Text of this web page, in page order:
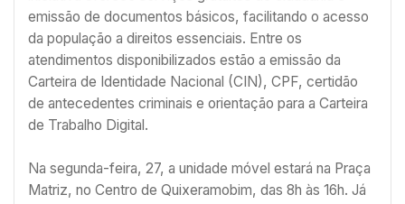
emissão de documentos básicos, facilitando o acesso
da população a direitos essenciais. Entre os
atendimentos disponibilizados estão a emissão da
Carteira de Identidade Nacional (CIN), CPF, certidão
de antecedentes criminais e orientação para a Carteira
de Trabalho Digital.
Na segunda-feira, 27, a unidade móvel estará na Praça
Matriz, no Centro de Quixeramobim, das 8h às 16h. Já